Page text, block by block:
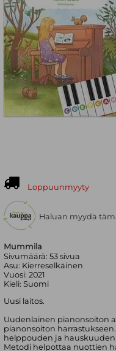
Mummila
Sivumäärä:53 sivua
Asu: Kierreselkäinen
Vuosi:2021
Kieli:Suomi
Uusi laitos.
Uudenlainen pianonsoiton
pianonsoiton
helppouden ja
Metodi helpottaa nuottien
Loppuunmyyty
Haluan myydä